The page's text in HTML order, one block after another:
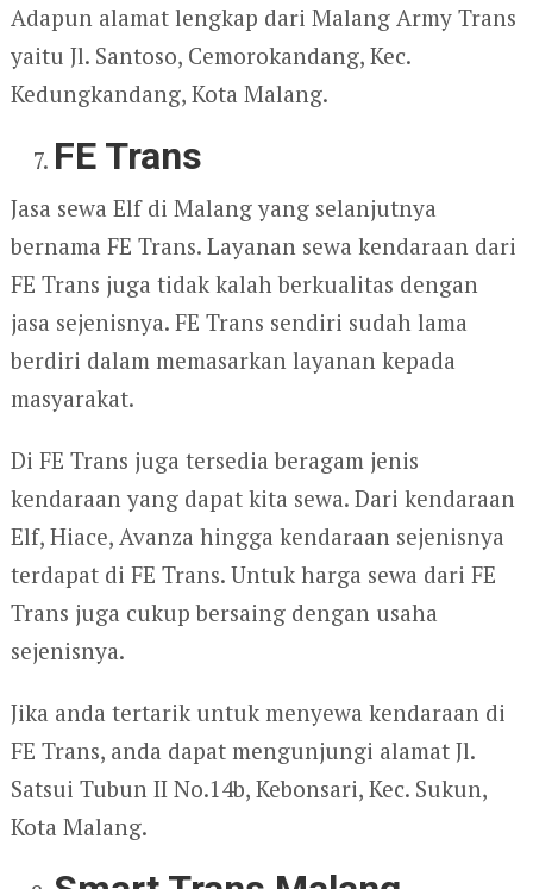
Adapun alamat lengkap dari Malang Army Trans
yaitu Jl. Santoso, Cemorokandang, Kec.
Kedungkandang, Kota Malang.
FE Trans
Jasa sewa Elf di Malang yang selanjutnya
bernama FE Trans. Layanan sewa kendaraan dari
FE Trans juga tidak kalah berkualitas dengan
jasa sejenisnya. FE Trans sendiri sudah lama
berdiri dalam memasarkan layanan kepada
masyarakat.
Di FE Trans juga tersedia beragam jenis
kendaraan yang dapat kita sewa. Dari kendaraan
Elf, Hiace, Avanza hingga kendaraan sejenisnya
terdapat di FE Trans. Untuk harga sewa dari FE
Trans juga cukup bersaing dengan usaha
sejenisnya.
Jika anda tertarik untuk menyewa kendaraan di
FE Trans, anda dapat mengunjungi alamat Jl.
Satsui Tubun II No.14b, Kebonsari, Kec. Sukun,
Kota Malang.